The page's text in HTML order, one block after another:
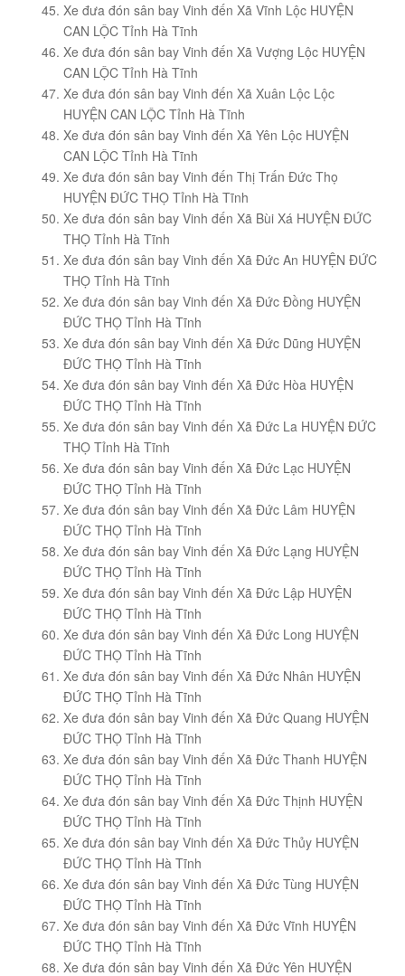
Xe đưa đón sân bay Vinh đến Xã Vĩnh Lộc HUYỆN
CAN LỘC Tỉnh Hà Tĩnh
Xe đưa đón sân bay Vinh đến Xã Vượng Lộc HUYỆN
CAN LỘC Tỉnh Hà Tĩnh
Xe đưa đón sân bay Vinh đến Xã Xuân Lộc Lộc
HUYỆN CAN LỘC Tỉnh Hà Tĩnh
Xe đưa đón sân bay Vinh đến Xã Yên Lộc HUYỆN
CAN LỘC Tỉnh Hà Tĩnh
Xe đưa đón sân bay Vinh đến Thị Trấn Đức Thọ
HUYỆN ĐỨC THỌ Tỉnh Hà Tĩnh
Xe đưa đón sân bay Vinh đến Xã Bùi Xá HUYỆN ĐỨC
THỌ Tỉnh Hà Tĩnh
Xe đưa đón sân bay Vinh đến Xã Đức An HUYỆN ĐỨC
THỌ Tỉnh Hà Tĩnh
Xe đưa đón sân bay Vinh đến Xã Đức Đồng HUYỆN
ĐỨC THỌ Tỉnh Hà Tĩnh
Xe đưa đón sân bay Vinh đến Xã Đức Dũng HUYỆN
ĐỨC THỌ Tỉnh Hà Tĩnh
Xe đưa đón sân bay Vinh đến Xã Đức Hòa HUYỆN
ĐỨC THỌ Tỉnh Hà Tĩnh
Xe đưa đón sân bay Vinh đến Xã Đức La HUYỆN ĐỨC
THỌ Tỉnh Hà Tĩnh
Xe đưa đón sân bay Vinh đến Xã Đức Lạc HUYỆN
ĐỨC THỌ Tỉnh Hà Tĩnh
Xe đưa đón sân bay Vinh đến Xã Đức Lâm HUYỆN
ĐỨC THỌ Tỉnh Hà Tĩnh
Xe đưa đón sân bay Vinh đến Xã Đức Lạng HUYỆN
ĐỨC THỌ Tỉnh Hà Tĩnh
Xe đưa đón sân bay Vinh đến Xã Đức Lập HUYỆN
ĐỨC THỌ Tỉnh Hà Tĩnh
Xe đưa đón sân bay Vinh đến Xã Đức Long HUYỆN
ĐỨC THỌ Tỉnh Hà Tĩnh
Xe đưa đón sân bay Vinh đến Xã Đức Nhân HUYỆN
ĐỨC THỌ Tỉnh Hà Tĩnh
Xe đưa đón sân bay Vinh đến Xã Đức Quang HUYỆN
ĐỨC THỌ Tỉnh Hà Tĩnh
Xe đưa đón sân bay Vinh đến Xã Đức Thanh HUYỆN
ĐỨC THỌ Tỉnh Hà Tĩnh
Xe đưa đón sân bay Vinh đến Xã Đức Thịnh HUYỆN
ĐỨC THỌ Tỉnh Hà Tĩnh
Xe đưa đón sân bay Vinh đến Xã Đức Thủy HUYỆN
ĐỨC THỌ Tỉnh Hà Tĩnh
Xe đưa đón sân bay Vinh đến Xã Đức Tùng HUYỆN
ĐỨC THỌ Tỉnh Hà Tĩnh
Xe đưa đón sân bay Vinh đến Xã Đức Vĩnh HUYỆN
ĐỨC THỌ Tỉnh Hà Tĩnh
Xe đưa đón sân bay Vinh đến Xã Đức Yên HUYỆN